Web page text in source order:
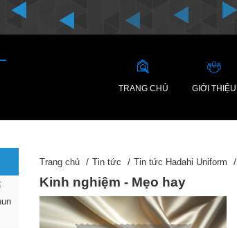
TRANG CHỦ GIỚI THIỆU
Trang chủ Tin tức Tin tức Hadahi Uniform
Kinh nghiệm - Mẹo hay